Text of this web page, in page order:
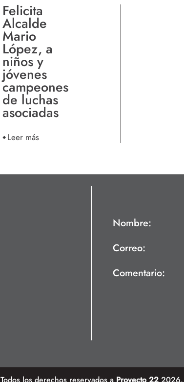
Felicita
Alcalde
Mario
López, a
niños y
jóvenes
campeones
de luchas
asociadas
Leer más
Nombre:
Correo:
Comentario:
Todos los derechos reservados a Proyecto 22 2026.